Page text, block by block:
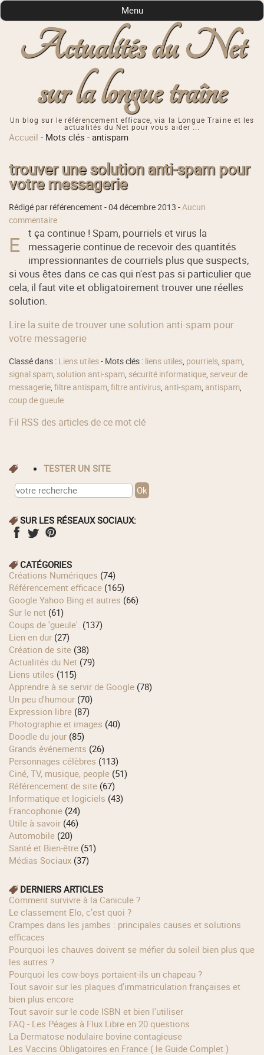
Actualités du Net
sur la longue traîne
Un blog sur le référencement efficace, via la Longue Traine et les
actualités du Net pour vous aider ...
Menu
Accueil - Mots clés -antispam
trouver une solution anti-spam pour
votre messagerie
Rédigé par référencement -04 décembre 2013 -Aucun
commentaire
E
t ça continue ! Spam, pourriels et virus la
messagerie continue de recevoir des quantités
impressionnantes de courriels plus que suspects,
si vous êtes dans ce cas qui n'est pas si particulier que
cela, il faut vite et obligatoirement trouver une réelles
solution.
Lire la suite de trouver une solution anti-spam pour
votre messagerie
Classé dans : Liens utiles- Mots clés : liens utiles, pourriels, spam,
signal spam, solution anti-spam, sécurité informatique, serveur de
messagerie,filtre antispam,filtre antivirus, anti-spam, antispam,
coup de gueule
Fil RSS des articles de ce mot clé
TESTER UN SITE
SUR LES RÉSEAUX SOCIAUX:
CATÉGORIES
Créations Numériques (74)
Référencement efficace (165)
Google Yahoo Bing et autres (66)
Sur le net (61)
Coups de 'gueule'. (137)
Lien en dur (27)
Création de site (38)
Actualités du Net (79)
Liens utiles (115)
Apprendre à se servir de Google (78)
Un peu d'humour (70)
Expression libre (87)
Photographie et images (40)
Doodle du jour (85)
Grands événements (26)
Personnages célèbres (113)
Ciné, TV, musique, people (51)
Référencement de site (67)
Informatique et logiciels (43)
Francophonie (24)
Utile à savoir (46)
Automobile (20)
Santé et Bien-être (51)
Médias Sociaux (37)
DERNIERS ARTICLES
Comment survivre à la Canicule ?
Le classement Elo, c’est quoi ?
Crampes dans les jambes : principales causes et solutions
efficaces
Pourquoi les chauves doivent se méfier du soleil bien plus que
les autres ?
Pourquoi les cow‑boys portaient‑ils un chapeau ?
Tout savoir sur les plaques d'immatriculation françaises et
bien plus encore
Tout savoir sur le code ISBN et bien l'utiliser
FAQ - Les Péages à Flux Libre en 20 questions
La Dermatose nodulaire bovine contagieuse
Les Vaccins Obligatoires en France ( le Guide Complet )